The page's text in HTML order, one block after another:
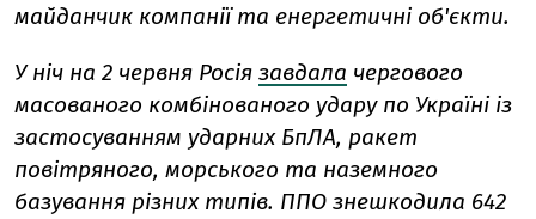
майданчик компанії та енергетичні об'єкти.
У ніч на 2 червня Росія завдала чергового
масованого комбінованого удару по Україні із
застосуванням ударних БпЛА, ракет
повітряного, морського та наземного
базування різних типів. ППО знешкодила 642